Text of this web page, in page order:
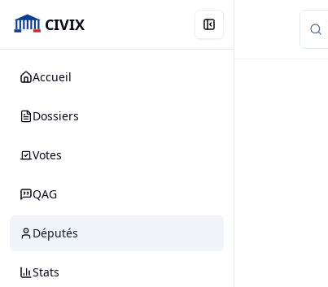
CIVIX
Accueil
Dossiers
Votes
QAG
Députés
Stats